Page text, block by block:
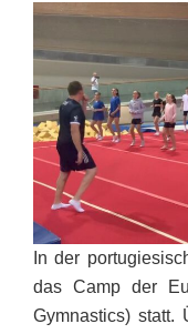
In der
das Camp der
Gymnastics) statt.